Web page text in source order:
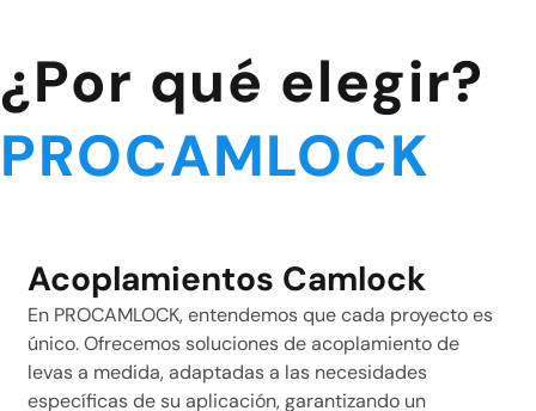
¿Por qué elegir?
PROCAMLOCK
Acoplamientos Camlock
En PROCAMLOCK, entendemos que cada proyecto es
único. Ofrecemos soluciones de acoplamiento de
levas a medida, adaptadas a las necesidades
específicas de su aplicación, garantizando un